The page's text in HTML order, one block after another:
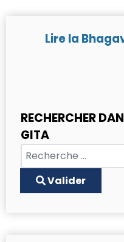
Lire la
RECHERCHER
GITA
Chercher
Type 2 or more
Valider